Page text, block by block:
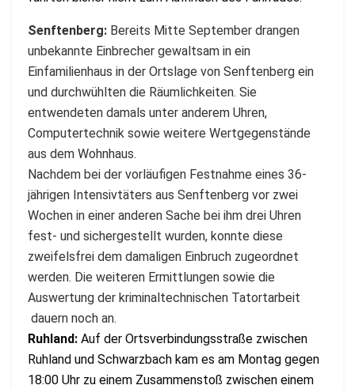
Senftenberg: Bereits Mitte September drangen
unbekannte Einbrecher gewaltsam in ein
Einfamilienhaus in der Ortslage von Senftenberg ein
und durchwühlten die Räumlichkeiten. Sie
entwendeten damals unter anderem Uhren,
Computertechnik sowie weitere Wertgegenstände
aus dem Wohnhaus.
Nachdem bei der vorläufigen Festnahme eines 36-
jährigen Intensivtäters aus Senftenberg vor zwei
Wochen in einer anderen Sache bei ihm drei Uhren
fest- und sichergestellt wurden, konnte diese
zweifelsfrei dem damaligen Einbruch zugeordnet
werden. Die weiteren Ermittlungen sowie die
Auswertung der kriminaltechnischen Tatortarbeit
dauern noch an.
Ruhland: Auf der Ortsverbindungsstraße zwischen
Ruhland und Schwarzbach kam es am Montag gegen
18:00 Uhr zu einem Zusammenstoß zwischen einem